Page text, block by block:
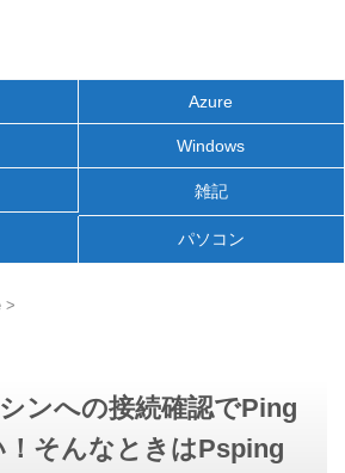
Azure
Windows
雑記
パソコン
>
ンへの接続確認でPing
！そんなときはPsping